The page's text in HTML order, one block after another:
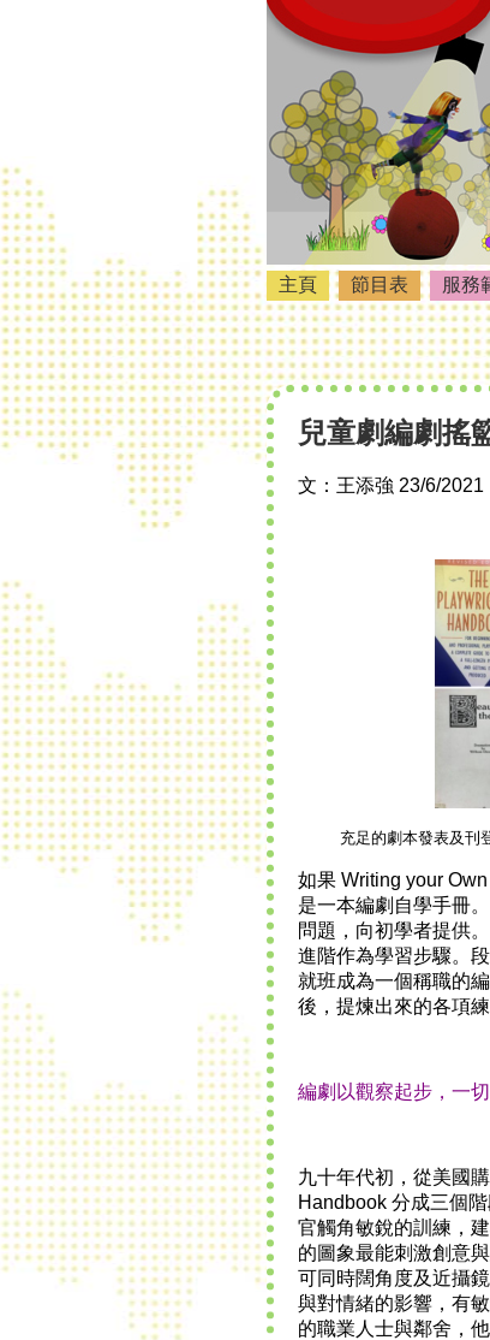
主頁 節目表 服務
兒童劇編劇搖
文：王添強 23/6/2021
充足的劇本發表及刊
如果 Writing your
是一本編劇自學手冊。
問題，向初學者提供。
進階作為學習步驟。
就班成為一個稱職的
後，提煉出來的各項
編劇以觀察起步，一
九十年代初，從美國
Handbook 分成三個
官觸角敏銳的訓練，
的圖象最能刺激創意
可同時闊角度及近攝
與對情緒的影響，有
的職業人士與鄰舍，